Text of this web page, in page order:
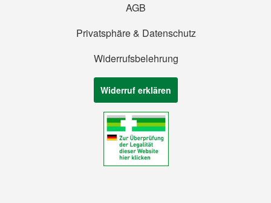
AGB
Privatsphäre & Datenschutz
Widerrufsbelehrung
Widerruf erklären